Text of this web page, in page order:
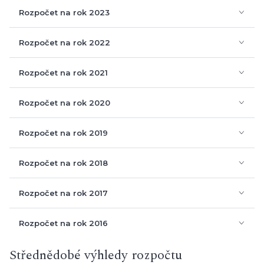
Návrh rozpočtu na rok 2024
Rozpočet na rok 2023
Rozpočet na rok 2022
Rozpočet na rok 2021
Rozpočet na rok 2020
Rozpočet na rok 2019
Rozpočet na rok 2018
Rozpočet na rok 2017
Rozpočet na rok 2016
Střednědobé výhledy rozpočtu